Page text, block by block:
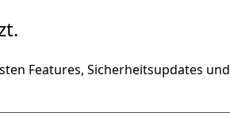
Features, Sicherheitsupdates und